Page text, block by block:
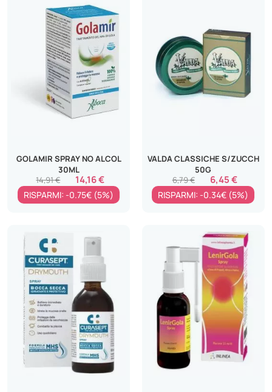
GOLAMIR SPRAY NO ALCOL
30ML
14,16 €
14,91 €
RISPARMI: -0.75€ (5%)
VALDA CLASSICHE S/ZUCCH
50G
6,45 €
6,79 €
RISPARMI: -0.34€ (5%)